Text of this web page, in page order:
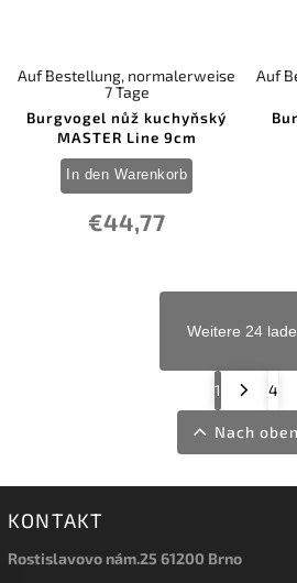
Burgvogel nůž kuchyňský
MASTER Line 9cm
Auf Bestellung, normalerweise
7 Tage
€44,77
In den Warenkorb
Auf
Weitere 24
1 4
Nach oben
KONTAKT
Rostislavovo nám.25 61200 Brno